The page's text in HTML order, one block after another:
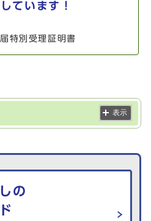
ています！
特別受理証明書
表示
の